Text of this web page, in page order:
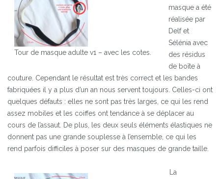
Tour de masque adulte v1 – avec les cotes.
masque a été
réalisée par
Delf et
Sélénia avec
des résidus
de boîte à
couture. Cependant le résultat est très correct et les bandes
fabriquées il y a plus d’un an nous servent toujours. Celles-ci ont
quelques défauts : elles ne sont pas très larges, ce qui les rend
assez mobiles et les coiffes ont tendance à se déplacer au
cours de l’assaut. De plus, les deux seuls éléments élastiques ne
donnent pas une grande souplesse à l’ensemble, ce qui les
rend parfois difficiles à poser sur des masques de grande taille.
La